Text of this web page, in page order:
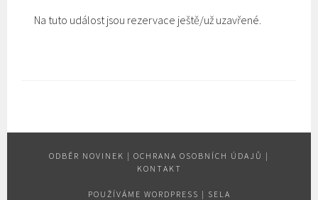
Na tuto událost jsou rezervace ještě/už uzavřené.
ODBĚR NOVINEK | OCHRANA OSOBNÍCH ÚDAJŮ |
KONTAKT
POUŽÍVÁME WORDPRESS | SELA